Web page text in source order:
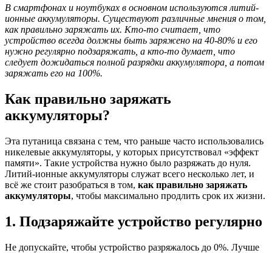
В смартфонах и ноутбуках в основном используются литий-
ионные аккумуляторы. Существуют различные мнения о том,
как правильно заряжать их. Кто-то считает, что
устройство всегда должны быть заряжено на 40-80% и его
нужно регулярно подзаряжать, а кто-то думает, что
следует дожидаться полной разрядки аккумулятора, а потом
заряжать его на 100%.
Как правильно заряжать
аккумуляторы?
Эта путаница связана с тем, что раньше часто использовались
никелевые аккумуляторы, у которых присутствовал «эффект
памяти». Такие устройства нужно было разряжать до нуля.
Литий-ионные аккумуляторы служат всего несколько лет, и
всё же стоит разобраться в том, как правильно заряжать
аккумуляторы, чтобы максимально продлить срок их жизни.
1. Подзаряжайте устройство регулярно
Не допускайте, чтобы устройство разряжалось до 0%. Лучше